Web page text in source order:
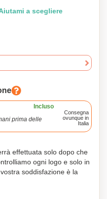
a scegliere
Incluso
prima delle
Consegna
ovunque in
Italia
effettuata solo dopo che
ogni logo e solo in
soddisfazione è la